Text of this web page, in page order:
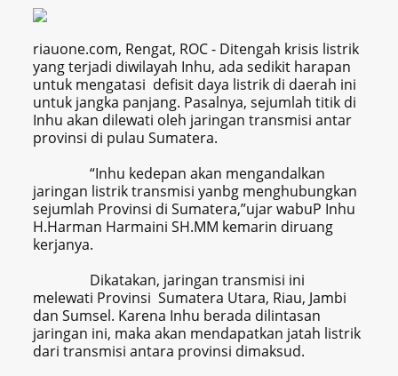
riauone.com, Rengat, ROC - Ditengah krisis listrik
yang terjadi diwilayah Inhu, ada sedikit harapan
untuk mengatasi defisit daya listrik di daerah ini
untuk jangka panjang. Pasalnya, sejumlah titik di
Inhu akan dilewati oleh jaringan transmisi antar
provinsi di pulau Sumatera.
“Inhu kedepan akan mengandalkan
jaringan listrik transmisi yanbg menghubungkan
sejumlah Provinsi di Sumatera,”ujar wabuP Inhu
H.Harman Harmaini SH.MM kemarin diruang
kerjanya.
Dikatakan, jaringan transmisi ini
melewati Provinsi Sumatera Utara, Riau, Jambi
dan Sumsel. Karena Inhu berada dilintasan
jaringan ini, maka akan mendapatkan jatah listrik
dari transmisi antara provinsi dimaksud.